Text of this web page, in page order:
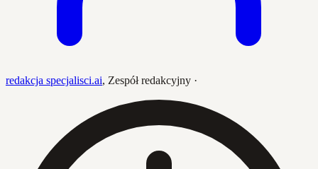
redakcja specjalisci.ai, Zespół redakcyjny ·